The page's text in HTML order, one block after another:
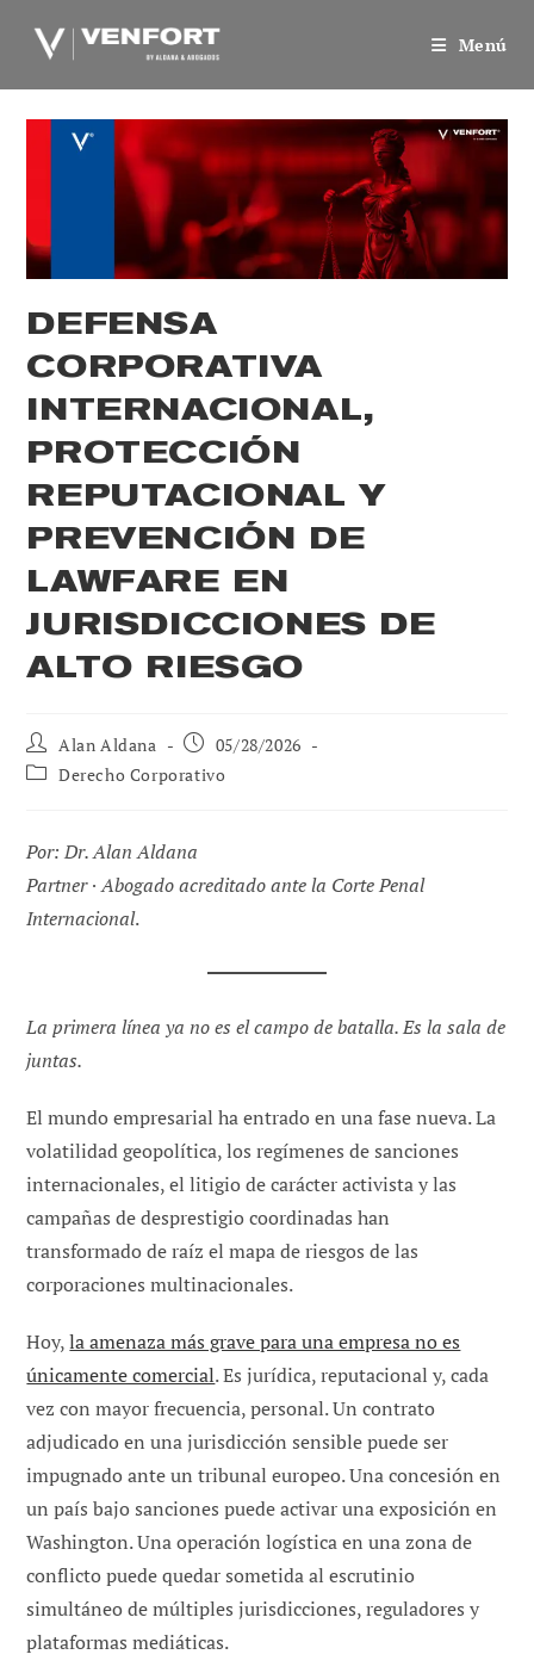
Menú
DEFENSA
CORPORATIVA
INTERNACIONAL,
PROTECCIÓN
REPUTACIONAL Y
PREVENCIÓN DE
LAWFARE EN
JURISDICCIONES DE
ALTO RIESGO
Autor
de
Alan Aldana
Publicación
de
la
05/28/2026
Categoría
entrada:
Derecho Corporativo
Por: Dr. Alan Aldana
Partner · Abogado acreditado ante la Corte Penal
Internacional.
La primera línea ya no es el campo de batalla. Es la sala de
juntas.
El mundo empresarial ha entrado en una fase nueva. La
volatilidad geopolítica, los regímenes de sanciones
internacionales, el litigio de carácter activista y las
campañas de desprestigio coordinadas han
transformado de raíz el mapa de riesgos de las
corporaciones multinacionales.
Hoy,la amenaza más grave para una empresa no es
únicamente comercial. Es jurídica, reputacional y, cada
vez con mayor frecuencia, personal. Un contrato
adjudicado en una jurisdicción sensible puede ser
impugnado ante un tribunal europeo. Una concesión en
un país bajo sanciones puede activar una exposición en
Washington. Una operación logística en una zona de
conflicto puede quedar sometida al escrutinio
simultáneo de múltiples jurisdicciones, reguladores y
plataformas mediáticas.